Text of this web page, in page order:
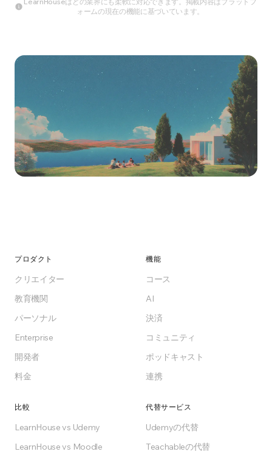
ォームの現在の機能に基づいています。
無料で始められます。クラウドでもEnterpriseセ
ルフホストでも対応可能。あなたの業界にふさわ
しいトレーニングプラットフォームを構築しまし
Freeプランはずっと無料です
プロダクト
クリエイター
教育機関
パーソナル
Enterprise
開発者
料金
機能
コース
AI
決済
コミュニティ
ポッドキャスト
連携
比較
LearnHouse vs Udemy
LearnHouse vs Moodle
代替サービス
Udemyの代替
Teachableの代替